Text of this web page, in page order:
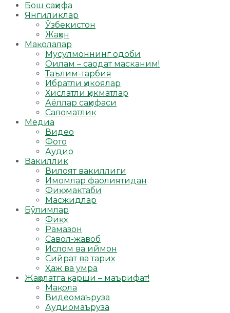
Бош саҳифа
Янгиликлар
Ўзбекистон
Жаҳон
Мақолалар
Мусулмоннинг одоби
Оилам – саодат масканим!
Таълим-тарбия
Ибратли ҳикоялар
Хислатли ҳикматлар
Аёллар саҳифаси
Саломатлик
Медиа
Видео
Фото
Аудио
Вакиллик
Вилоят вакиллиги
Имомлар фаолиятидан
Фиқҳ мактаби
Масжидлар
Бўлимлар
Фиқҳ
Рамазон
Савол-жавоб
Ислом ва иймон
Сийрат ва тарих
Ҳаж ва умра
Жаҳолатга қарши – маърифат!
Мақола
Видеомаъруза
Аудиомаъруза